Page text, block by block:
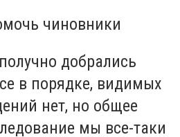
чиновники
добрались
в порядке, видимых
нет, но общее
мы все-таки